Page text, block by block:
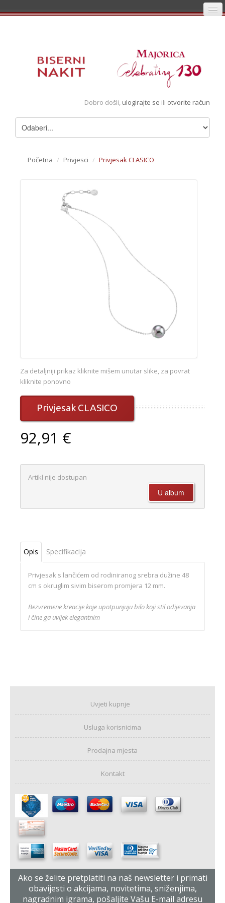
Registracija
Pregledani artikli
Dobro došli, ulogirajte se ili otvorite račun
Početna / Privjesci / Privjesak CLASICO
Za detaljniji prikaz kliknite mišem unutar slike, za povrat
kliknite ponovno
Privjesak CLASICO
92,91 €
Artikl nije dostupan
Opis Specifikacija
Privjesak s lančićem od rodiniranog srebra dužine 48
cm s okruglim sivim biserom promjera 12 mm.
Bezvremene kreacije koje upotpunjuju bilo koji stil odijevanja
i čine ga uvijek elegantnim
Uvjeti kupnje
Usluga korisnicima
Prodajna mjesta
Kontakt
Ako se želite pretplatiti na naš newsletter i primati
obavijesti o akcijama, novitetima, sniženjima,
nagradnim igrama, pošaljite Vašu E-mail adresu